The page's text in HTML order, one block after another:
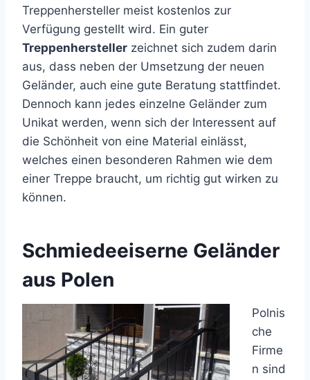
Treppenhersteller meist kostenlos zur
Verfügung gestellt wird. Ein guter
Treppenhersteller zeichnet sich zudem darin
aus, dass neben der Umsetzung der neuen
Geländer, auch eine gute Beratung stattfindet.
Dennoch kann jedes einzelne Geländer zum
Unikat werden, wenn sich der Interessent auf
die Schönheit von eine Material einlässt,
welches einen besonderen Rahmen wie dem
einer Treppe braucht, um richtig gut wirken zu
können.
Schmiedeeiserne Geländer
aus Polen
Polnis
che
Firme
n sind